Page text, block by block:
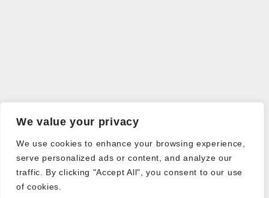
We value your privacy
We use cookies to enhance your browsing experience,
serve personalized ads or content, and analyze our
traffic. By clicking "Accept All", you consent to our use
of cookies.